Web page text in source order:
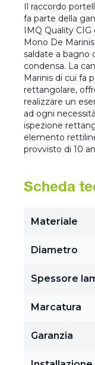
Il raccordo
fa parte della
IMQ Quality CIG
Mono De
saldate a bagno
condensa. La
Marinis di cui fa
rettangolare,
realizzare un
ad ogni
ispezione
elemento
provvisto di 10
Scheda
Materiale
Diametro
Spessore
Marcatura
Garanzia